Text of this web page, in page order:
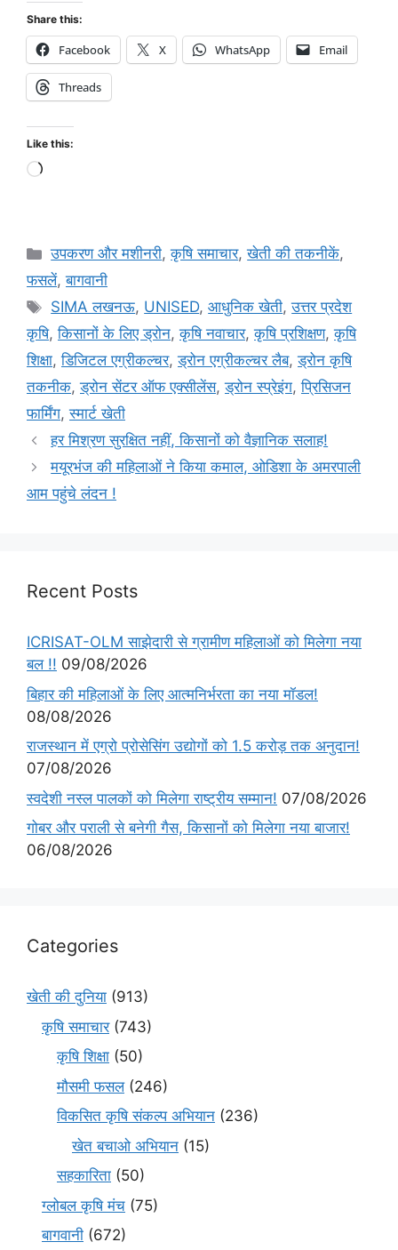
Share this:
Facebook X WhatsApp Email
Threads
Like this:
उपकरण और मशीनरी,कृषि समाचार,खेती की तकनीकें,
फसलें,बागवानी
SIMA लखनऊ, UNISED,आधुनिक खेती,उत्तर प्रदेश
कृषि,किसानों के लिए ड्रोन,कृषि नवाचार,कृषि प्रशिक्षण,कृषि
शिक्षा,डिजिटल एग्रीकल्चर,ड्रोन एग्रीकल्चर लैब,ड्रोन कृषि
तकनीक,ड्रोन सेंटर ऑफ एक्सीलेंस,ड्रोन स्प्रेइंग,प्रिसिजन
फार्मिंग,स्मार्ट खेती
हर मिश्रण सुरक्षित नहीं, किसानों को वैज्ञानिक सलाह!
मयूरभंज की महिलाओं ने किया कमाल, ओडिशा के अमरपाली
आम पहुंचे लंदन !
Recent Posts
ICRISAT-OLM साझेदारी से ग्रामीण महिलाओं को मिलेगा नया
बल !! 09/08/2026
बिहार की महिलाओं के लिए आत्मनिर्भरता का नया मॉडल!
08/08/2026
राजस्थान में एग्रो प्रोसेसिंग उद्योगों को 1.5 करोड़ तक अनुदान!
07/08/2026
स्वदेशी नस्ल पालकों को मिलेगा राष्ट्रीय सम्मान! 07/08/2026
गोबर और पराली से बनेगी गैस, किसानों को मिलेगा नया बाजार!
06/08/2026
Categories
खेती की दुनिया (913)
कृषि समाचार(743)
कृषि शिक्षा (50)
मौसमी फसल(246)
विकसित कृषि संकल्प अभियान (236)
खेत बचाओ अभियान (15)
सहकारिता (50)
ग्लोबल कृषि मंच (75)
बागवानी (672)